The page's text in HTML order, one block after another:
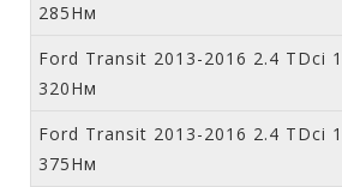
285Нм
Ford Transit 2013-2016 2.4 TDci
320Нм
Ford Transit 2013-2016 2.4 TDci
375Нм